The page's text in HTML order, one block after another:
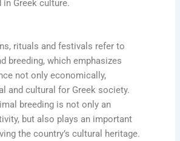
in Greek culture.
rituals and festivals refer to
breeding, which emphasizes
not only economically,
and cultural for Greek society.
breeding is not only an
but also plays an important
the country’s cultural heritage.